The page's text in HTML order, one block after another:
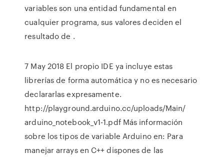
variables son una entidad fundamental en
cualquier programa, sus valores deciden el
resultado de .
7 May 2018 El propio IDE ya incluye estas
librerías de forma automática y no es necesario
declararlas expresamente.
http://playground.arduino.cc/uploads/Main/
arduino_notebook_v1-1.pdf Más información
sobre los tipos de variable Arduino en: Para
manejar arrays en C++ dispones de las